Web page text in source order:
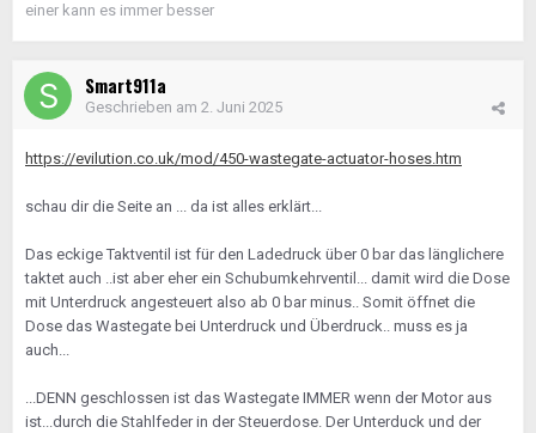
einer kann es immer besser
Smart911a
Geschrieben am 2. Juni 2025
https://evilution.co.uk/mod/450-wastegate-actuator-hoses.htm
schau dir die Seite an ... da ist alles erklärt...
Das eckige Taktventil ist für den Ladedruck über 0 bar das länglichere
taktet auch ..ist aber eher ein Schubumkehrventil... damit wird die Dose
mit Unterdruck angesteuert also ab 0 bar minus.. Somit öffnet die
Dose das Wastegate bei Unterdruck und Überdruck.. muss es ja
auch...
...DENN geschlossen ist das Wastegate IMMER wenn der Motor aus
ist...durch die Stahlfeder in der Steuerdose. Der Unterduck und der